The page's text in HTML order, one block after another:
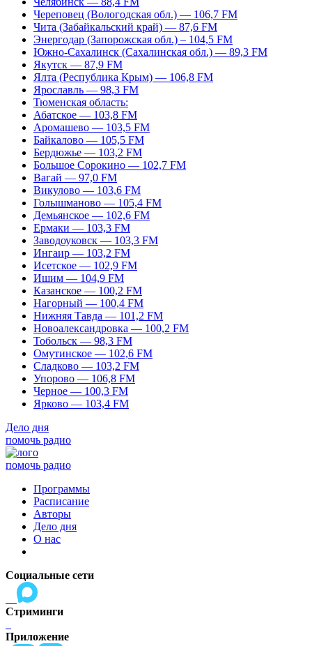
Череповец (Вологодская обл.) — 106,7 FM
Чита (Забайкальский край) — 87,6 FM
Энергодар (Запорожская обл.) – 104,5 FM
Южно-Сахалинск (Сахалинская обл.) — 89,3 FM
Якутск — 87,9 FM
Ялта (Республика Крым) — 106,8 FM
Ярославль — 98,3 FM
Тюменская область:
Абатское — 103,8 FM
Аромашево — 103,5 FM
Байкалово — 105,5 FM
Бердюжье — 103,2 FM
Большое Сорокино — 102,7 FM
Вагай — 97,0 FM
Викулово — 103,6 FM
Голышманово — 105,4 FM
Демьянское — 102,6 FM
Ермаки — 103,3 FM
Заводоуковск — 103,3 FM
Ингаир — 103,2 FM
Исетское — 102,9 FM
Ишим — 104,9 FM
Казанское — 100,2 FM
Нагорный — 100,4 FM
Нижняя Тавда — 101,2 FM
Новоалександровка — 100,2 FM
Тобольск — 98,3 FM
Омутинское — 102,6 FM
Сладково — 103,2 FM
Упорово — 106,8 FM
Черное — 100,3 FM
Ярково — 103,4 FM
Дело дня
помочь радио
помочь радио
Программы
Расписание
Авторы
Дело дня
О нас
Социальные сети
Стриминги
Приложение